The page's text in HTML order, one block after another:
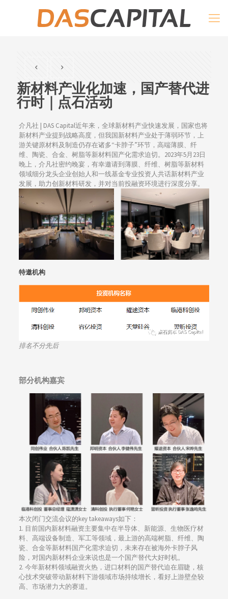
新材料产业化加速，国产替代进
行时｜点石活动
介凡社 | DAS Capital近年来，全球新材料产业快速发展，国家也将
新材料产业提到战略高度，但我国新材料产业处于薄弱环节，上
游关键原材料及制造仍存在诸多“卡脖子”环节，高端薄膜、纤
维、陶瓷、合金、树脂等新材料国产化需求迫切。2023年5月23日
晚上，介凡社密约晚宴，有幸邀请到薄膜、纤维、树脂等新材料
领域细分龙头企业创始人和一线基金专业投资人共话新材料产业
发展，助力创新材料研发，并对当前投融资环境进行深度分享。
特邀机构
排名不分先后
部分机构嘉宾
本次闭门交流会议的key takeaways如下：
1. 目前国内新材料融资主要集中在半导体、新能源、生物医疗材
料、高端设备制造、军工等领域，最上游的高端树脂、纤维、陶
瓷、合金等新材料国产化需求迫切，未来存在被海外卡脖子风
险，对国内新材料企业来说也是一个国产替代大好时机。
2. 今年新材料领域融资火热，进口材料的国产替代迫在眉睫，核
心技术突破带动新材料下游领域市场持续增长，看好上游壁垒较
高、市场潜力大的赛道。